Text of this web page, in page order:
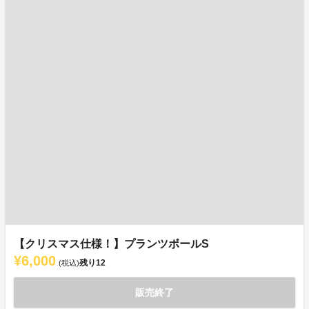
【クリスマス仕様！】プランツボールS
¥6,000 (税込)残り12
販売終了